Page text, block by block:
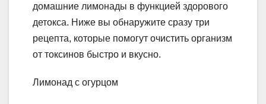
домашние лимонады в функцией здорового
детокса. Ниже вы обнаружите сразу три
рецепта, которые помогут очистить организм
от токсинов быстро и вкусно.
Лимонад с огурцом